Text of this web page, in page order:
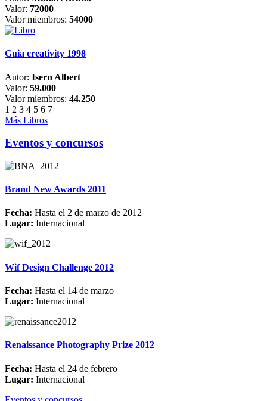
Valor: 72000
Valor miembros: 54000
Guia creativity 1998
Autor: Isern Albert
Valor: 59.000
Valor miembros: 44.250
1 2 3 4 5 6 7
Más Libros
Eventos y concursos
Brand New Awards 2011
Fecha: Hasta el 2 de marzo de 2012
Lugar: Internacional
Wif Design Challenge 2012
Fecha: Hasta el 14 de marzo
Lugar: Internacional
Renaissance Photography Prize 2012
Fecha: Hasta el 24 de febrero
Lugar: Internacional